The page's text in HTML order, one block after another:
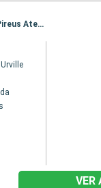
Itinerário : Pireus Atenas, Canal de Corinto, Itea, Katakolon, Gythion, Monemvasia, Nafplio, Hydra, Pireus Atenas
VER